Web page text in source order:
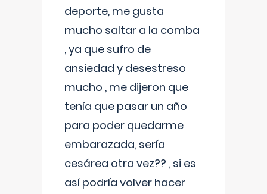
deporte, me gusta
mucho saltar a la comba
, ya que sufro de
ansiedad y desestreso
mucho , me dijeron que
tenía que pasar un año
para poder quedarme
embarazada, sería
cesárea otra vez?? , si es
así podría volver hacer